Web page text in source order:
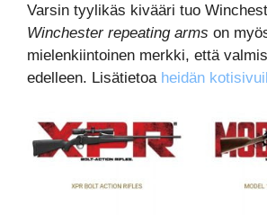
Varsin tyylikäs kivääri tuo
Winchester repeating arms on
mielenkiintoinen merkki, että
edelleen. Lisätietoa heidän